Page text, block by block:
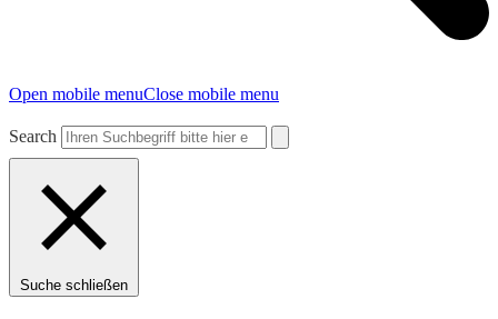
Open mobile menuClose mobile menu
Search
Suche schließen